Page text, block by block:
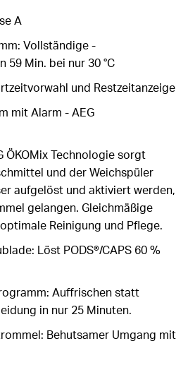
A
Vollständige -
59 Min. bei nur 30 °C
und Restzeitanzeige
mit Alarm - AEG
ÖKOMix Technologie sorgt
und der Weichspüler
aufgelöst und aktiviert werden,
gelangen. Gleichmäßige
Reinigung und Pflege.
Löst PODS®/CAPS 60 %
Auffrischen statt
in nur 25 Minuten.
Behutsamer Umgang mit